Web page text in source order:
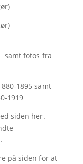
samt fotos fra
1895 samt
1919
siden her.
på siden for at